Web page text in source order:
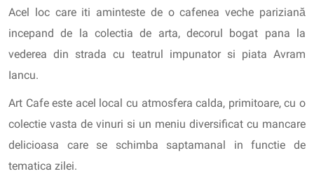
Acel loc care iti aminteste de o cafenea veche pariziană
incepand de la colectia de arta, decorul bogat pana la
vederea din strada cu teatrul impunator si piata Avram
Iancu.
Art Cafe este acel local cu atmosfera calda, primitoare, cu o
colectie vasta de vinuri si un meniu diversificat cu mancare
delicioasa care se schimba saptamanal in functie de
tematica zilei.